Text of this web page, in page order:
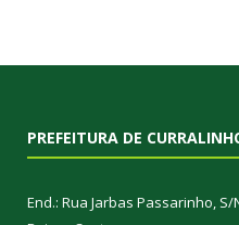
PREFEITURA DE
End.: Rua Jarbas Passarinho, S/